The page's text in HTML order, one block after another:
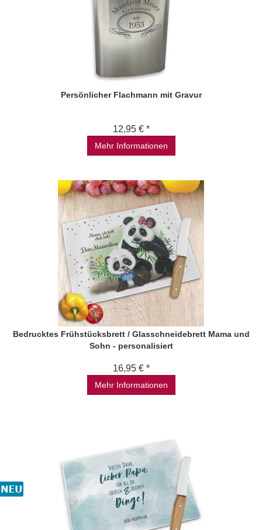
Persönlicher Flachmann mit Gravur
12,95 € *
Mehr Informationen
Bedrucktes Frühstücksbrett / Glasschneidebrett Mama und
Sohn - personalisiert
16,95 € *
Mehr Informationen